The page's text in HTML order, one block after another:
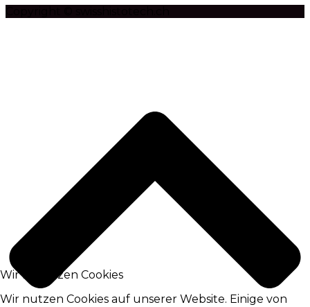
Wir benutzen Cookies
Wir nutzen Cookies auf unserer Website. Einige von